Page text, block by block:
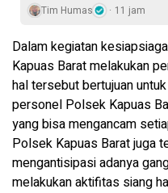
Tim Humas 11 jam
Dalam kegiatan
Kapuas Barat melakukan
hal tersebut bertujuan
personel Polsek Kapuas
yang bisa mengancam
Polsek Kapuas Barat juga
mengantisipasi adanya
melakukan aktifitas siang